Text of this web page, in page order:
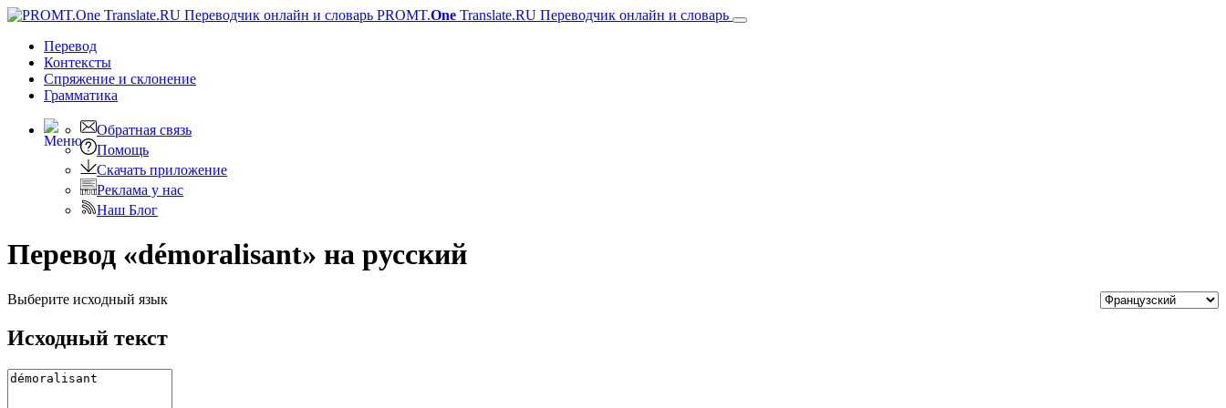
PROMT.One Translate.RU Переводчик онлайн и словарь
Перевод
Контексты
Спряжение и склонение
Грамматика
Обратная связь
Помощь
Скачать приложение
Реклама у нас
Наш Блог
Перевод «démoralisant» на русский
Выберите исходный язык
Исходный текст